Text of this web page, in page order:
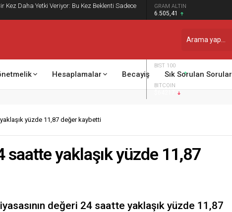
Kez Daha Yetki Veriyor: Bu Kez Beklenti Sadece
GRAM ALTIN
6.505,41
BIST 100
13.798,82
BITCOIN
Hesaplamalar Becayiş Sık Sorulan Sorular
yüzde 11,87 değer kaybetti
saatte yaklaşık yüzde 11,87
değeri 24 saatte yaklaşık yüzde 11,87